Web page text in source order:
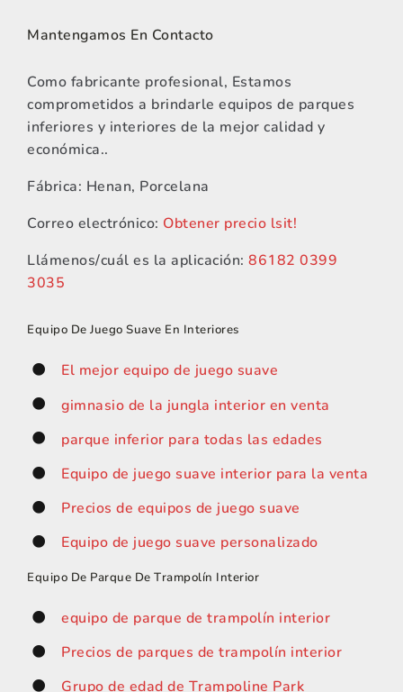
Mantengamos En Contacto
Como fabricante profesional, Estamos
comprometidos a brindarle equipos de parques
inferiores y interiores de la mejor calidad y
económica..
Fábrica: Henan, Porcelana
Correo electrónico: Obtener precio lsit!
Llámenos/cuál es la aplicación: 86182 0399
3035
Equipo De Juego Suave En Interiores
El mejor equipo de juego suave
gimnasio de la jungla interior en venta
parque inferior para todas las edades
Equipo de juego suave interior para la venta
Precios de equipos de juego suave
Equipo de juego suave personalizado
Equipo De Parque De Trampolín Interior
equipo de parque de trampolín interior
Precios de parques de trampolín interior
Grupo de edad de Trampoline Park